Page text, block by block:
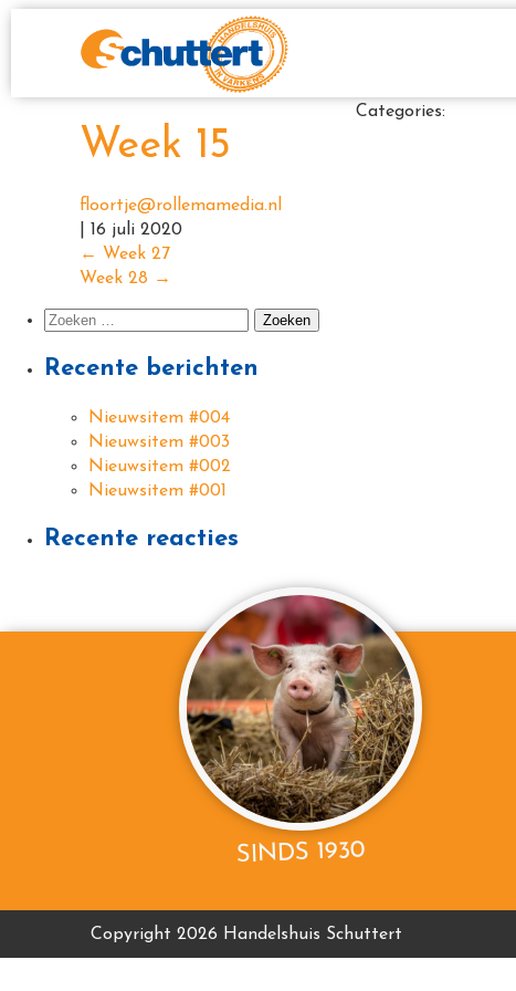
Week 15
floortje@rollemamedia.nl
16 juli 2020
Categories:
← Week 27
Week 28 →
Recente berichten
Nieuwsitem #004
Nieuwsitem #003
Nieuwsitem #002
Nieuwsitem #001
Recente reacties
SINDS 1930
Copyright 2026 Handelshuis Schuttert